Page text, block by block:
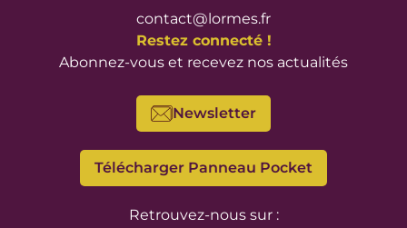
contact@lormes.fr
Restez connecté !
Abonnez-vous et recevez nos actualités
Newsletter
Télécharger Panneau Pocket
Retrouvez-nous sur :